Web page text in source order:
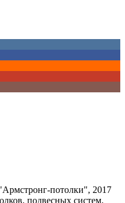
потолки", 2017
подвесных систем,